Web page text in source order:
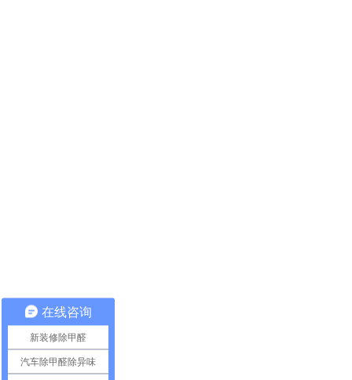
在线咨询
新装修除甲醛
汽车除甲醛除异味